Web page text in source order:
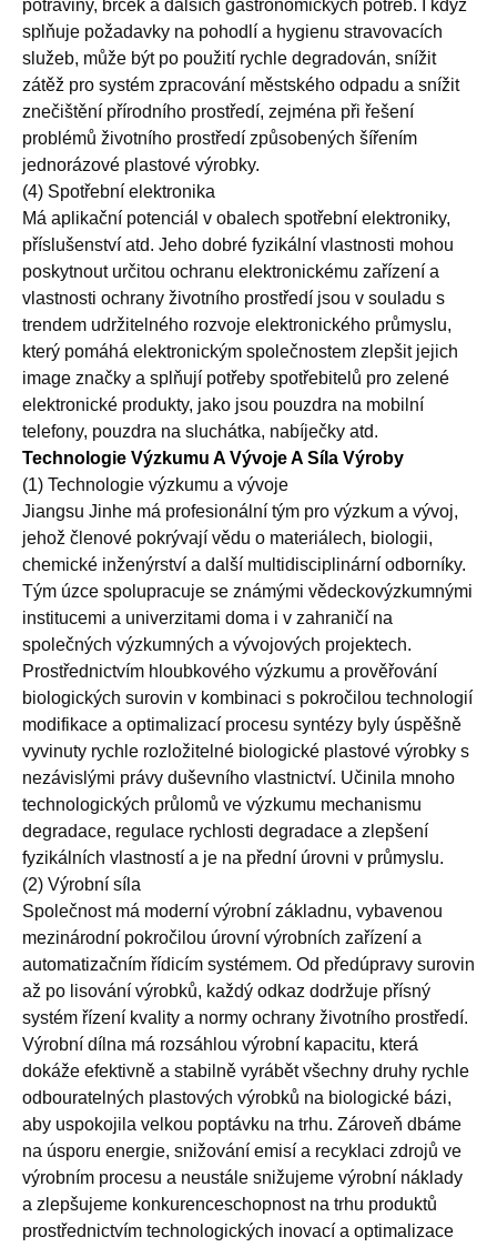
potraviny, brček a dalších gastronomických potřeb. I když
splňuje požadavky na pohodlí a hygienu stravovacích
služeb, může být po použití rychle degradován, snížit
zátěž pro systém zpracování městského odpadu a snížit
znečištění přírodního prostředí, zejména při řešení
problémů životního prostředí způsobených šířením
jednorázové plastové výrobky.
(4) Spotřební elektronika
Má aplikační potenciál v obalech spotřební elektroniky,
příslušenství atd. Jeho dobré fyzikální vlastnosti mohou
poskytnout určitou ochranu elektronickému zařízení a
vlastnosti ochrany životního prostředí jsou v souladu s
trendem udržitelného rozvoje elektronického průmyslu,
který pomáhá elektronickým společnostem zlepšit jejich
image značky a splňují potřeby spotřebitelů pro zelené
elektronické produkty, jako jsou pouzdra na mobilní
telefony, pouzdra na sluchátka, nabíječky atd.
Technologie Výzkumu A Vývoje A Síla Výroby
(1) Technologie výzkumu a vývoje
Jiangsu Jinhe má profesionální tým pro výzkum a vývoj,
jehož členové pokrývají vědu o materiálech, biologii,
chemické inženýrství a další multidisciplinární odborníky.
Tým úzce spolupracuje se známými vědeckovýzkumnými
institucemi a univerzitami doma i v zahraničí na
společných výzkumných a vývojových projektech.
Prostřednictvím hloubkového výzkumu a prověřování
biologických surovin v kombinaci s pokročilou technologií
modifikace a optimalizací procesu syntézy byly úspěšně
vyvinuty rychle rozložitelné biologické plastové výrobky s
nezávislými právy duševního vlastnictví. Učinila mnoho
technologických průlomů ve výzkumu mechanismu
degradace, regulace rychlosti degradace a zlepšení
fyzikálních vlastností a je na přední úrovni v průmyslu.
(2) Výrobní síla
Společnost má moderní výrobní základnu, vybavenou
mezinárodní pokročilou úrovní výrobních zařízení a
automatizačním řídicím systémem. Od předúpravy surovin
až po lisování výrobků, každý odkaz dodržuje přísný
systém řízení kvality a normy ochrany životního prostředí.
Výrobní dílna má rozsáhlou výrobní kapacitu, která
dokáže efektivně a stabilně vyrábět všechny druhy rychle
odbouratelných plastových výrobků na biologické bázi,
aby uspokojila velkou poptávku na trhu. Zároveň dbáme
na úsporu energie, snižování emisí a recyklaci zdrojů ve
výrobním procesu a neustále snižujeme výrobní náklady
a zlepšujeme konkurenceschopnost na trhu produktů
prostřednictvím technologických inovací a optimalizace